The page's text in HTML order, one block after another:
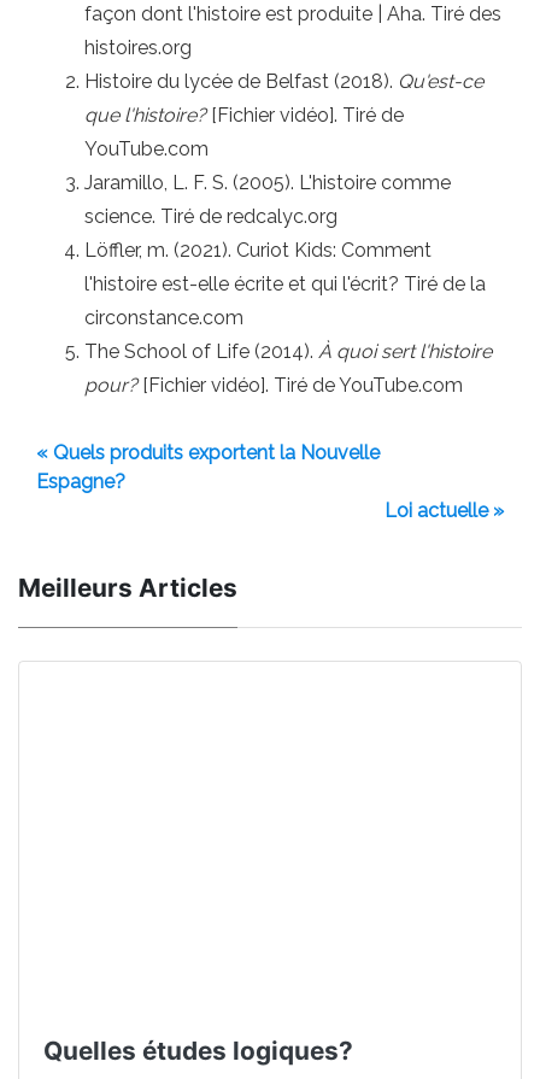
façon dont l'histoire est produite | Aha. Tiré des
histoires.org
Histoire du lycée de Belfast (2018). Qu'est-ce
que l'histoire?[Fichier vidéo]. Tiré de
YouTube.com
Jaramillo, L. F. S. (2005). L'histoire comme
science. Tiré de redcalyc.org
Löffler, m. (2021). Curiot Kids: Comment
l'histoire est-elle écrite et qui l'écrit? Tiré de la
circonstance.com
The School of Life (2014). À quoi sert l'histoire
pour?[Fichier vidéo]. Tiré de YouTube.com
« Quels produits exportent la Nouvelle
Espagne?
Loi actuelle »
Meilleurs Articles
Quelles études logiques?